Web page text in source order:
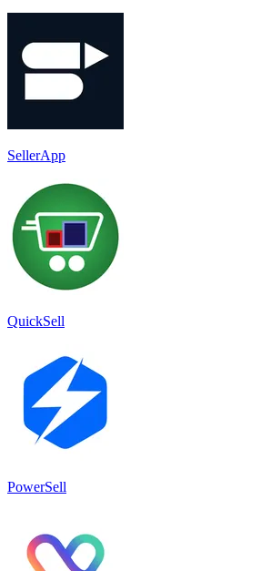
SellerApp
QuickSell
PowerSell